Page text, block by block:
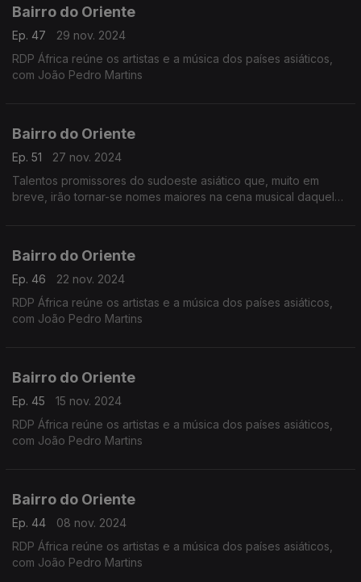
Bairro do Oriente
Ep. 47
29 nov. 2024
RDP África reúne os artistas e a música dos países asiáticos,
com João Pedro Martins
Bairro do Oriente
Ep. 51
27 nov. 2024
Talentos promissores do sudoeste asiático que, muito em
breve, irão tornar-se nomes maiores na cena musical daquela
Bairro do Oriente
Ep. 46
22 nov. 2024
RDP África reúne os artistas e a música dos países asiáticos,
com João Pedro Martins
Bairro do Oriente
Ep. 45
15 nov. 2024
RDP África reúne os artistas e a música dos países asiáticos,
com João Pedro Martins
Bairro do Oriente
Ep. 44
08 nov. 2024
RDP África reúne os artistas e a música dos países asiáticos,
com João Pedro Martins